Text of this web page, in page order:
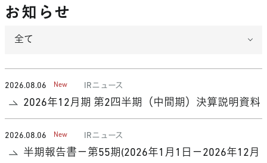
お知らせ
2026.08.06 IRニュース
2026年12月期 第2四半期（中間期）決算説明資料
2026.08.06 IRニュース
半期報告書－第55期(2026年1月1日－2026年12月